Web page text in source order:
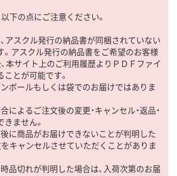
下の点にご注意ください。
、アスクル発行の納品書が同梱されていない
。アスクル発行の納品書をご希望のお客様
本サイト上のご利用履歴よりＰＤＦファイ
とが可能です。
ンボールもしくは袋でのお届けではありま
によるご注文後の変更・キャンセル・返品・
ません。
後に商品がお届けできないことが判明した
をキャンセルさせていただくことがありま
時品切れが判明した場合は、入荷次第のお届